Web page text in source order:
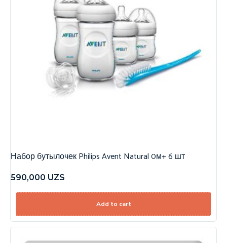
Набор бутылочек Philips Avent Natural 0м+ 6 шт
590,000 UZS
Add to cart